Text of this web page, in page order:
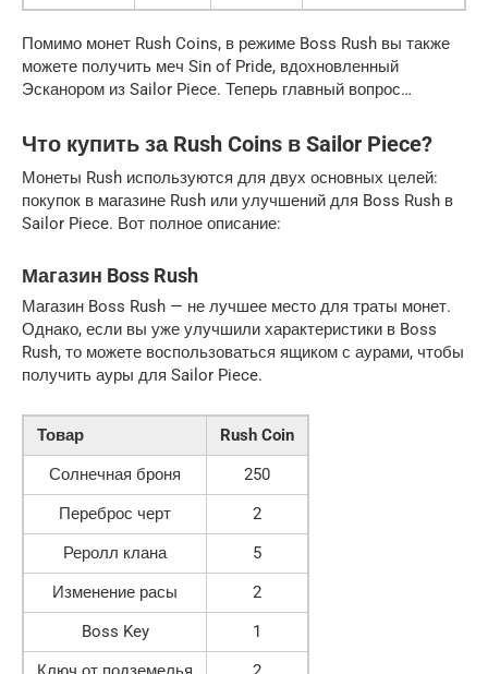
Помимо монет Rush Coins, в режиме Boss Rush вы также
можете получить меч Sin of Pride, вдохновленный
Эсканором из Sailor Piece. Теперь главный вопрос…
Что купить за Rush Coins в Sailor Piece?
Монеты Rush используются для двух основных целей:
покупок в магазине Rush или улучшений для Boss Rush в
Sailor Piece. Вот полное описание:
Магазин Boss Rush
Магазин Boss Rush — не лучшее место для траты монет.
Однако, если вы уже улучшили характеристики в Boss
Rush, то можете воспользоваться ящиком с аурами, чтобы
получить ауры для Sailor Piece.
Товар
Rush Coin
Солнечная броня
250
Переброс черт
2
Реролл клана
5
Изменение расы
2
Boss Key
1